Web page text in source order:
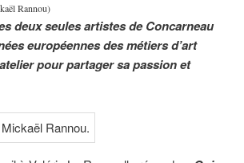
Rannou)
deux seules artistes de Concarneau
européennes des métiers d’art
pour partager sa passion et